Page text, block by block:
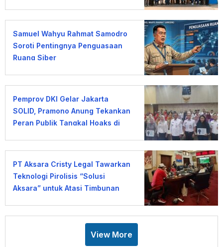
Samuel Wahyu Rahmat Samodro
Soroti Pentingnya Penguasaan
Ruang Siber
Pemprov DKI Gelar Jakarta
SOLID, Pramono Anung Tekankan
Peran Publik Tangkal Hoaks di
PT Aksara Cristy Legal Tawarkan
Teknologi Pirolisis “Solusi
Aksara” untuk Atasi Timbunan
View More